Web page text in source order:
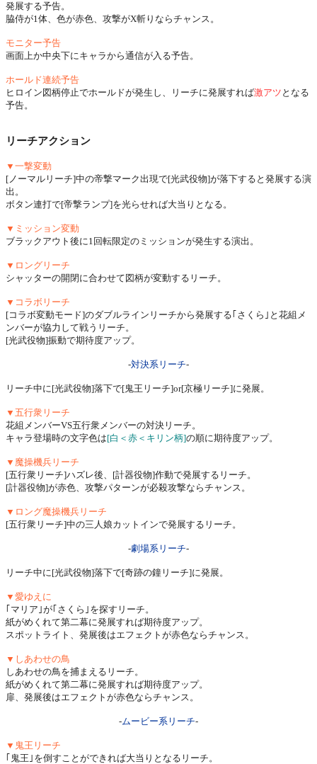
発展する予告。
脇侍が1体、色が赤色、攻撃がX斬りならチャンス。
モニター予告
画面上か中央下にキャラから通信が入る予告。
ホールド連続予告
ヒロイン図柄停止でホールドが発生し、リーチに発展すれば激アツ となる
予告。
リーチアクション
▼一撃変動
[ノーマルリーチ]中の帝撃マーク出現で[光武役物]が落下すると発展する演
出。
ボタン連打で[帝撃ランプ]を光らせれば大当りとなる。
▼ミッション変動
ブラックアウト後に1回転限定のミッションが発生する演出。
▼ロングリーチ
シャッターの開閉に合わせて図柄が変動するリーチ。
▼コラボリーチ
[コラボ変動モード]のダブルラインリーチから発展する｢さくら｣と花組メ
ンバーが協力して戦うリーチ。
[光武役物]振動で期待度アップ。
-対決系リーチ-
リーチ中に[光武役物]落下で[鬼王リーチ]or[京極リーチ]に発展。
▼五行衆リーチ
花組メンバーVS五行衆メンバーの対決リーチ。
キャラ登場時の文字色は[白＜赤＜キリン柄]の順に期待度アップ。
▼魔操機兵リーチ
[五行衆リーチ]ハズレ後、[計器役物]作動で発展するリーチ。
[計器役物]が赤色、攻撃パターンが必殺攻撃ならチャンス。
▼ロング魔操機兵リーチ
[五行衆リーチ]中の三人娘カットインで発展するリーチ。
-劇場系リーチ-
リーチ中に[光武役物]落下で[奇跡の鐘リーチ]に発展。
▼愛ゆえに
｢マリア｣が｢さくら｣を探すリーチ。
紙がめくれて第二幕に発展すれば期待度アップ。
スポットライト、発展後はエフェクトが赤色ならチャンス。
▼しあわせの鳥
しあわせの鳥を捕まえるリーチ。
紙がめくれて第二幕に発展すれば期待度アップ。
扉、発展後はエフェクトが赤色ならチャンス。
-ムービー系リーチ-
▼鬼王リーチ
｢鬼王｣を倒すことができれば大当りとなるリーチ。